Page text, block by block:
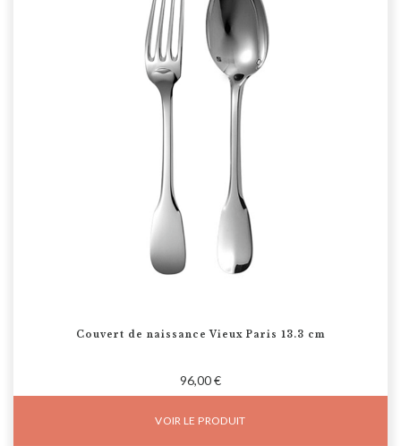
Couvert de naissance Vieux Paris 13.3 cm
96,00 €
VOIR LE PRODUIT